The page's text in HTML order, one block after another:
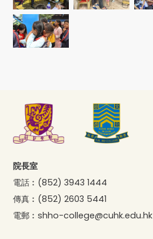
院長室
電話︰ (852) 3943 1444
傳真︰ (852) 2603 5441
電郵︰shho-college@cuhk.edu.hk